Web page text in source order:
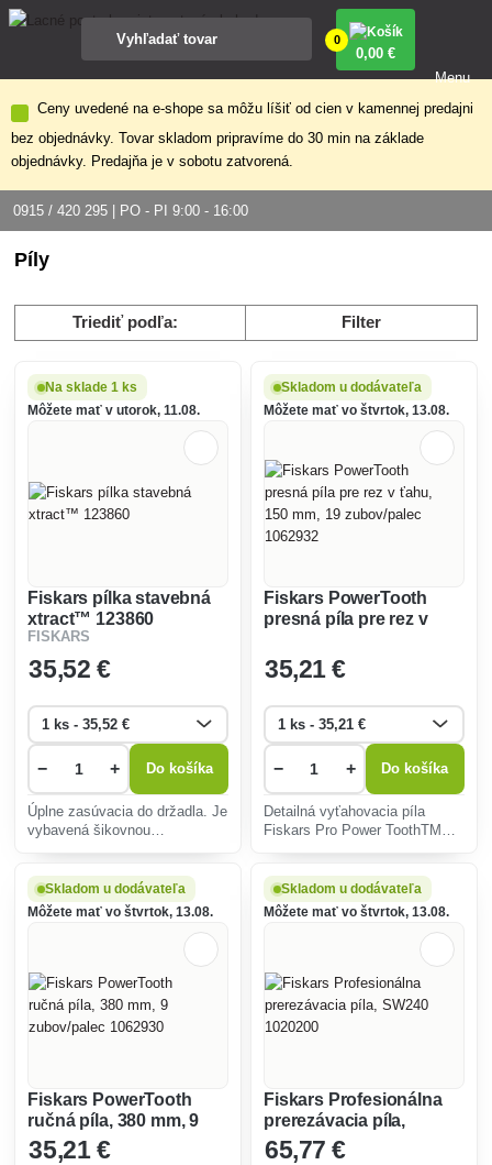
Ceny uvedené na e-shope sa môžu líšiť od cien v kamennej predajni
bez objednávky. Tovar skladom pripravíme do 30 min na základe
objednávky. Predajňa je v sobotu zatvorená.
0915 / 420 295 | PO - PI 9:00 - 16:00
0
0,00 €
Menu
Píly
Triediť podľa: Filter
Na sklade 1 ks
Môžete mať v utorok, 11.08.
Fiskars pílka stavebná
xtract™ 123860
FISKARS
35,52 €
− + Do košíka
Úplne zasúvacia do držadla. Je
vybavená šikovnou
perfektne vybrúseným tvarom
zubov umožňuje účinný rez
Skladom u dodávateľa
Môžete mať vo štvrtok, 13.08.
Fiskars PowerTooth
presná píla pre rez v
zubov/palec 1062932
35,21 €
− + Do košíka
Detailná vyťahovacia píla
Fiskars Pro Power ToothTM
bez toho, aby bol obetovaný
výkon.
Skladom u dodávateľa
Môžete mať vo štvrtok, 13.08.
Fiskars PowerTooth
ručná píla, 380 mm, 9
zubov/palec 1062930
35,21 €
Skladom u dodávateľa
Môžete mať vo štvrtok, 13.08.
Fiskars Profesionálna
prerezávacia píla,
SW240 1020200
65,77 €